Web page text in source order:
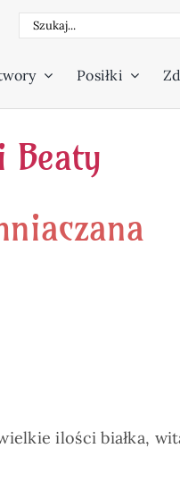
Szukaj
Posiłki
Beaty
ilości białka,